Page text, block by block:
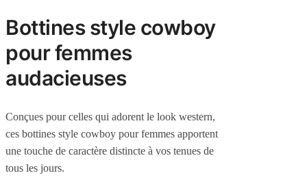
Bottines style cowboy
pour femmes
audacieuses
Conçues pour celles qui adorent le look western,
ces bottines style cowboy pour femmes apportent
une touche de caractère distincte à vos tenues de
tous les jours.